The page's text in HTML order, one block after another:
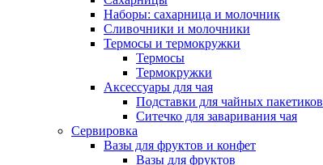
Наборы: сахарница и молочник
Сливочники и молочники
Термосы и термокружки
Термосы
Термокружки
Аксессуары для чая
Подставки для чайных пакетиков
Ситечко для заваривания чая
Сервировка
Вазы для фруктов и конфет
Вазы для фруктов